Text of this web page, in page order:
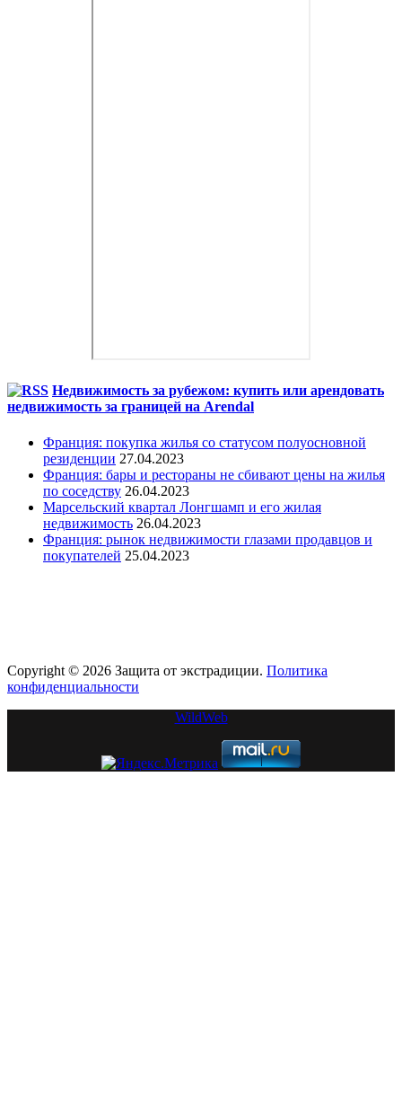
Недвижимость за рубежом: купить или арендовать
недвижимость за границей на Arendal
Франция: покупка жилья со статусом полуосновной
резиденции 27.04.2023
Франция: бары и рестораны не сбивают цены на жилья
по соседству 26.04.2023
Марсельский квартал Лонгшамп и его жилая
недвижимость 26.04.2023
Франция: рынок недвижимости глазами продавцов и
покупателей 25.04.2023
Copyright © 2026 Защита от экстрадиции. Политика
конфиденциальности
WildWeb